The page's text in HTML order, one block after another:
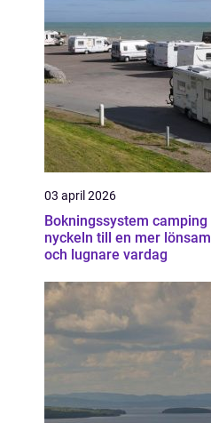
03 april 2026
Bokningssystem camping
nyckeln till en mer lönsam
och lugnare vardag